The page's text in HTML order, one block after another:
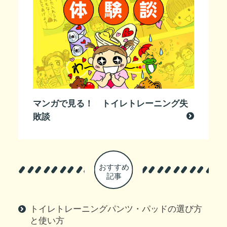
マンガで見る！ トイレトレーニング失
敗談
トイレトレーニングパンツ・パッドの選び方
と使い方